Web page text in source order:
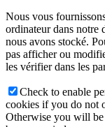
Nous vous
ordinateur dans notre
nous avons stocké.
pas afficher ou
les vérifier dans les
Check to enable
cookies if you do not
Otherwise you will